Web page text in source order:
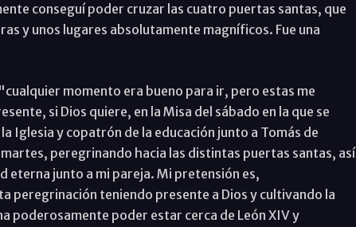
conseguí poder cruzar las cuatro puertas santas, que
y unos lugares absolutamente magníficos. Fue una
momento era bueno para ir, pero estas me
si Dios quiere, en la Misa del sábado en la que se
Iglesia y copatrón de la educación junto a Tomás de
peregrinando hacia las distintas puertas santas, así
eterna junto a mi pareja. Mi pretensión es,
peregrinación teniendo presente a Dios y cultivando la
poderosamente poder estar cerca de León XIV y